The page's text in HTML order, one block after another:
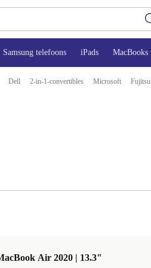
Samsung telefoons iPads MacBooks
Dell 2-in-1-convertibles Microsoft Fujitsu
Air 2020 | 13.3"